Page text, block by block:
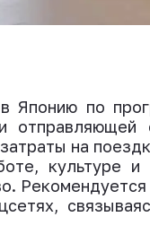
Японию по
на
культуре